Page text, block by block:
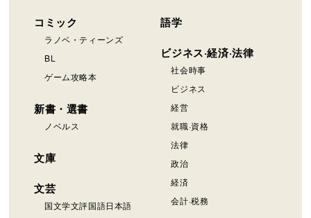
コミック
ラノベ・ティーンズ
BL
ゲーム攻略本
新書・選書
ノベルス
文庫
文芸
国文学文評国語日本語
語学
ビジネス·経済·法律
社会時事
ビジネス
経営
就職·資格
法律
政治
経済
会計·税務